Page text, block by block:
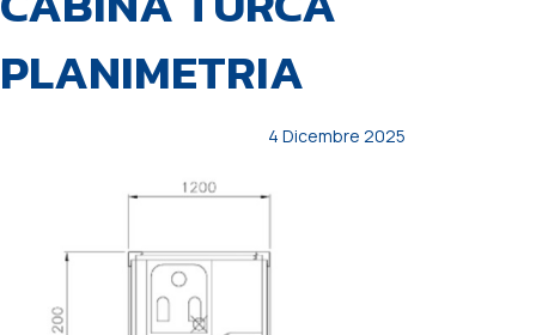
PLANIMETRIA
4 Dicembre 2025